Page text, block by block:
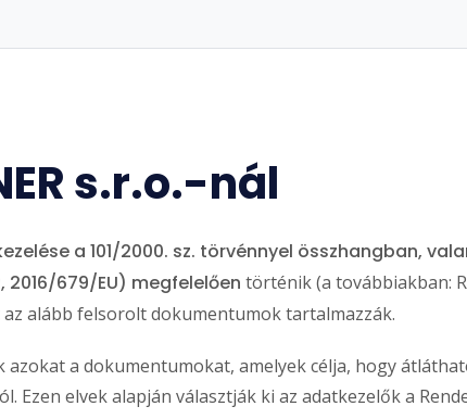
s.r.o.-nál
a 101/2000. sz. törvénnyel összhangban,
679/EU) megfelelően történik (a továbbiakban:
alább felsorolt dokumentumok tartalmazzák.
azokat a dokumentumokat, amelyek célja, hogy
Ezen elvek alapján választják ki az adatkezelők a